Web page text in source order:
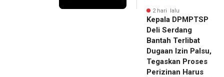
2 hari lalu
Kepala DPMPTSP
Deli Serdang
Bantah Terlibat
Dugaan Izin Palsu,
Tegaskan Proses
Perizinan Harus